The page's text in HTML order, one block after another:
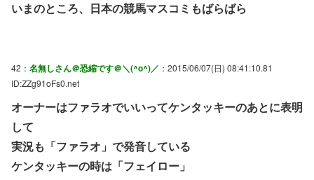
いまのところ、日本の競馬マスコミもばらばら
42： 名無しさん＠恐縮です＠＼(^o^)／ ：2015/06/07(日) 08:41:10.81
ID:ZZg91oFs0.net
オーナーはファラオでいいってケンタッキーのあとに表明
して
実況も「ファラオ」で発音している
ケンタッキーの時は「フェイロー」